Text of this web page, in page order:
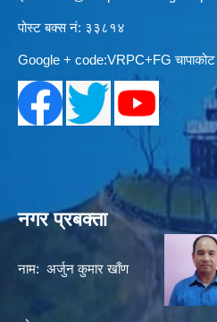
पोस्ट बक्स नं: ३३८१४
Google + code:VRPC+FG चापाकोट
नगर प्रबक्ता
नाम: अर्जुन कुमार खाँण